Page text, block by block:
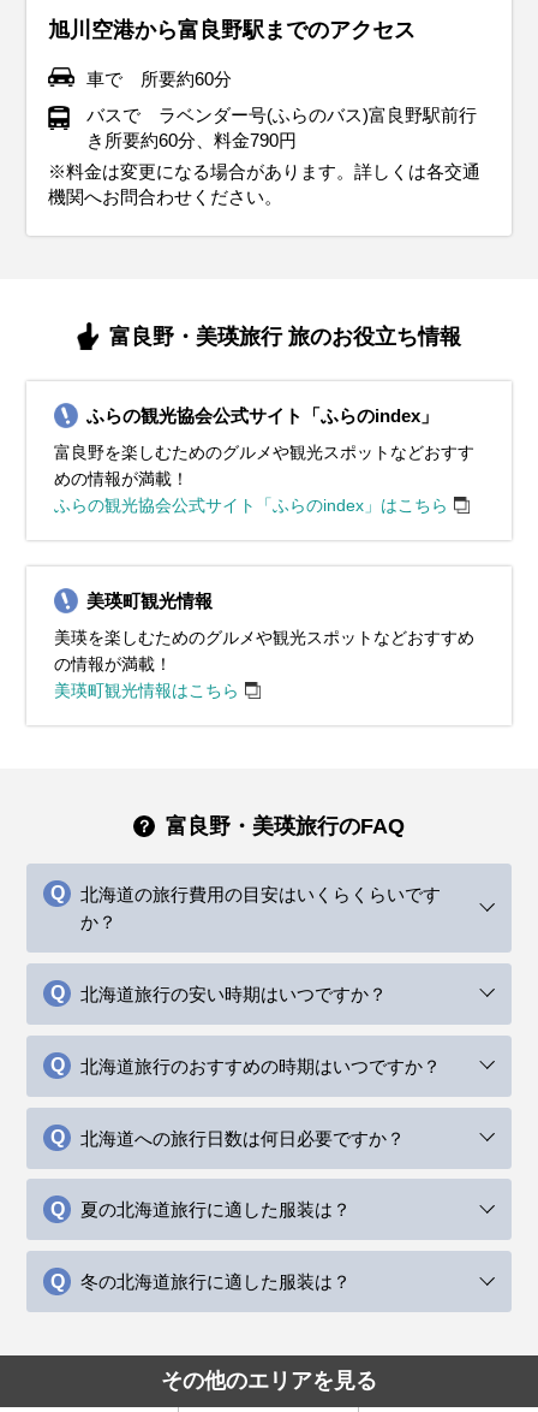
旭川空港から富良野駅までのアクセス
車で 所要約60分
バスで ラベンダー号(ふらのバス)富良野駅前行
き所要約60分、料金790円
※料金は変更になる場合があります。詳しくは各交通
機関へお問合わせください。
富良野・美瑛旅行 旅のお役立ち情報
ふらの観光協会公式サイト「ふらのindex」
富良野を楽しむためのグルメや観光スポットなどおすす
めの情報が満載！
ふらの観光協会公式サイト「ふらのindex」はこちら
美瑛町観光情報
美瑛を楽しむためのグルメや観光スポットなどおすすめ
の情報が満載！
美瑛町観光情報はこちら
富良野・美瑛旅行のFAQ
北海道の旅行費用の目安はいくらくらいです
か？
北海道旅行の安い時期はいつですか？
北海道旅行のおすすめの時期はいつですか？
北海道への旅行日数は何日必要ですか？
夏の北海道旅行に適した服装は？
冬の北海道旅行に適した服装は？
その他のエリアを見る